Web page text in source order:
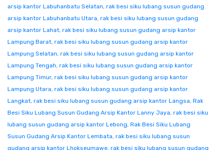
arsip kantor Labuhanbatu Selatan, rak besi siku lubang susun gudang
arsip kantor Labuhanbatu Utara, rak besi siku lubang susun gudang
arsip kantor Lahat, rak besi siku lubang susun gudang arsip kantor
Lampung Barat, rak besi siku lubang susun gudang arsip kantor
Lampung Selatan, rak besi siku lubang susun gudang arsip kantor
Lampung Tengah, rak besi siku lubang susun gudang arsip kantor
Lampung Timur, rak besi siku lubang susun gudang arsip kantor
Lampung Utara, rak besi siku lubang susun gudang arsip kantor
Langkat, rak besi siku lubang susun gudang arsip kantor Langsa, Rak
Besi Siku Lubang Susun Gudang Arsip Kantor Lanny Jaya, rak besi siku
lubang susun gudang arsip kantor Lebong, Rak Besi Siku Lubang
Susun Gudang Arsip Kantor Lembata, rak besi siku lubang susun
gudang arsip kantor Lhokseumawe, rak besi siku lubang susun gudang